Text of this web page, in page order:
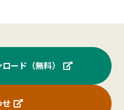
ード（無料）
せ